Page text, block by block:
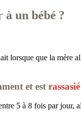
un bébé ?
lorsque que la mère
et est rassasié
5 à 8 fois par jour,